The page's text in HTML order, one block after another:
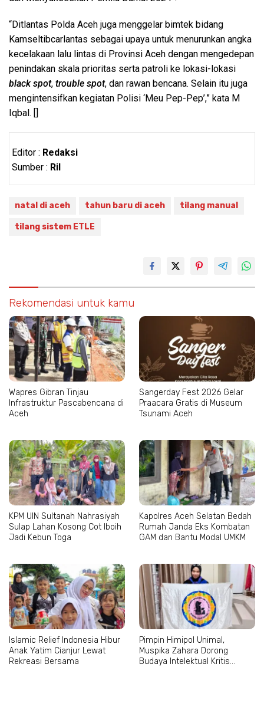
“Ditlantas Polda Aceh juga menggelar bimtek bidang
Kamseltibcarlantas sebagai upaya untuk menurunkan angka
kecelakaan lalu lintas di Provinsi Aceh dengan mengedepan
penindakan skala prioritas serta patroli ke lokasi-lokasi
black spot, trouble spot, dan rawan bencana. Selain itu juga
mengintensifkan kegiatan Polisi ‘Meu Pep-Pep’,” kata M
Iqbal. []
Editor : Redaksi
Sumber : Ril
natal di aceh tahun baru di aceh tilang manual
tilang sistem ETLE
Rekomendasi untuk kamu
Wapres Gibran Tinjau
Infrastruktur Pascabencana di
Aceh
Sangerday Fest 2026 Gelar
Praacara Gratis di Museum
Tsunami Aceh
KPM UIN Sultanah Nahrasiyah
Sulap Lahan Kosong Cot Iboih
Jadi Kebun Toga
Kapolres Aceh Selatan Bedah
Rumah Janda Eks Kombatan
GAM dan Bantu Modal UMKM
Islamic Relief Indonesia Hibur
Anak Yatim Cianjur Lewat
Rekreasi Bersama
Pimpin Himipol Unimal,
Muspika Zahara Dorong
Budaya Intelektual Kritis